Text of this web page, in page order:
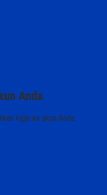
Anda
login ke akun Anda.